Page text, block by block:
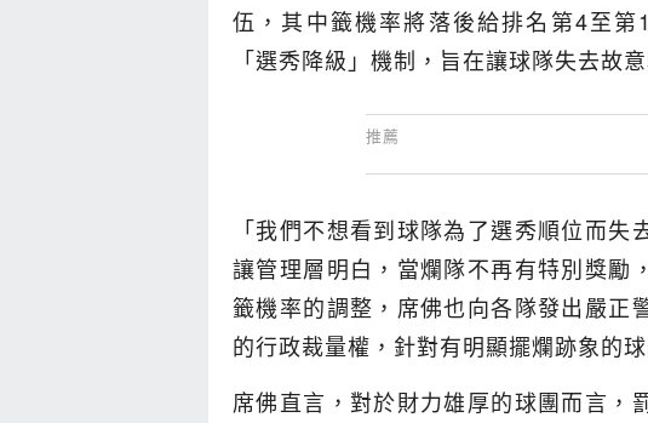
伍，其中籤機率將落後給排名第4至
「選秀降級」機制，旨在讓球隊失去故
「我們不想看到球隊為了選秀順位而
讓管理層明白，當爛隊不再有特別獎勵
籤機率的調整，席佛也向各隊發出嚴正
的行政裁量權，針對有明顯擺爛跡象的
席佛直言，對於財力雄厚的球團而言，